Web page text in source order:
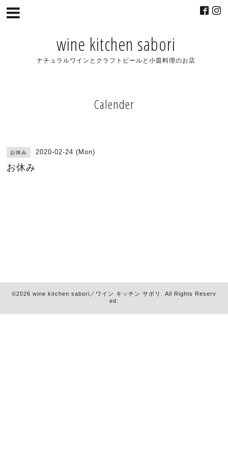
wine kitchen sabori
ナチュラルワインとクラフトビールと小皿料理のお店
Calender
お休み 2020-02-24 (Mon)
お休み
©2026 wine kitchen sabori／ワイン キッチン サボリ
. All Rights Reserv
ed.